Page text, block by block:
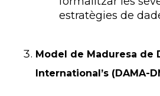
estratègies de
Model de Maduresa de
International’s (DAMA-